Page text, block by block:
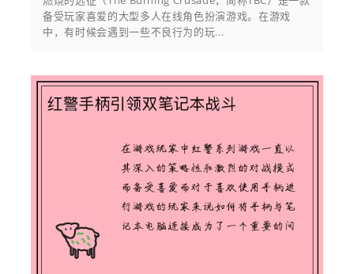
备受玩家喜爱的大型多人在线角色扮演游戏。在游戏
中，有时候会遇到一些不良行为的玩...